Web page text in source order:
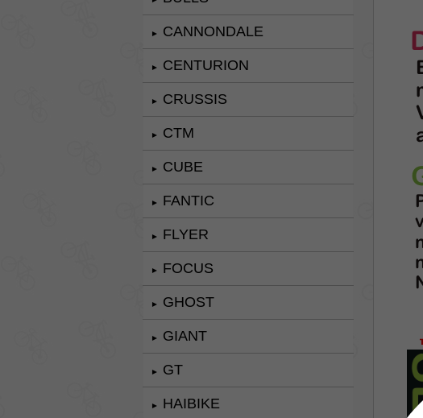
► CANNONDALE
► CENTURION
► CRUSSIS
► CTM
► CUBE
► FANTIC
► FLYER
► FOCUS
► GHOST
► GIANT
► GT
► HAIBIKE